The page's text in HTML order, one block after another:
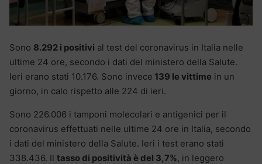
Sono 8.292 i positivi al test del coronavirus in Italia nelle
ultime 24 ore, secondo i dati del ministero della Salute.
Ieri erano stati 10.176. Sono invece 139 le vittime in un
giorno, in calo rispetto alle 224 di ieri.
Sono 226.006 i tamponi molecolari e antigenici per il
coronavirus effettuati nelle ultime 24 ore in Italia, secondo
i dati del ministero della Salute. Ieri i test erano stati
338.436. Il tasso di positività è del 3,7%, in leggero